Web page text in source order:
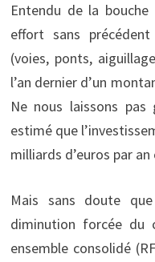
Entendu de la bouche
effort sans
(voies, ponts,
l’an dernier d’un
Ne nous laissons
estimé que
milliards d’euros par
Mais sans doute
diminution forcée du
ensemble consolidé